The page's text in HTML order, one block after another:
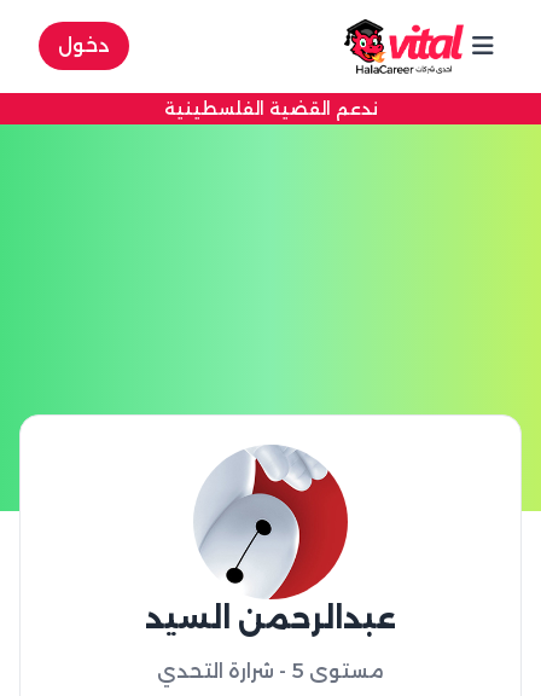
دخول
ندعم القضية الفلسطينية
عبدالرحمن السيد
مستوى 5 - شرارة التحدي